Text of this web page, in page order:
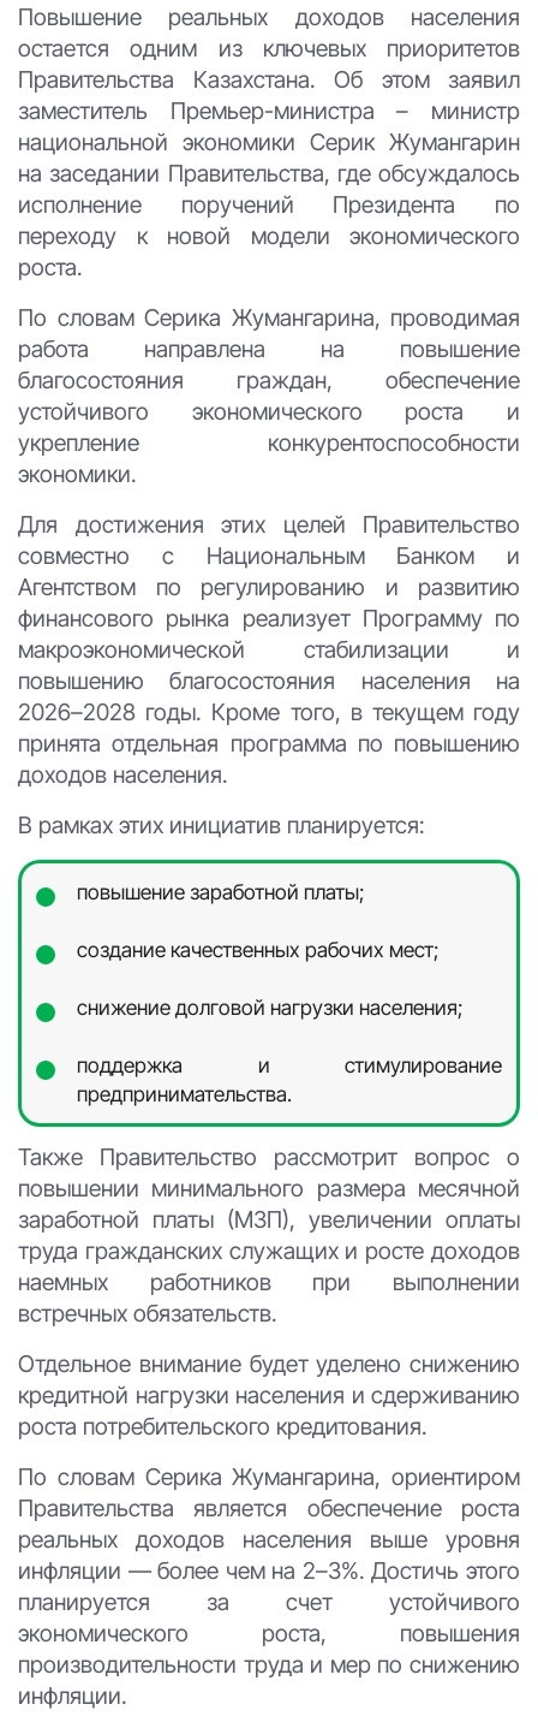
Повышение реальных доходов населения
остается одним из ключевых приоритетов
Правительства Казахстана. Об этом заявил
заместитель Премьер-министра – министр
национальной экономики Серик Жумангарин
на заседании Правительства, где обсуждалось
исполнение поручений Президента по
переходу к новой модели экономического
роста.
По словам Серика Жумангарина, проводимая
работа направлена на повышение
благосостояния граждан, обеспечение
устойчивого экономического роста и
укрепление конкурентоспособности
экономики.
Для достижения этих целей Правительство
совместно с Национальным Банком и
Агентством по регулированию и развитию
финансового рынка реализует Программу по
макроэкономической стабилизации и
повышению благосостояния населения на
2026–2028 годы. Кроме того, в текущем году
принята отдельная программа по повышению
доходов населения.
В рамках этих инициатив планируется:
повышение заработной платы;
создание качественных рабочих мест;
снижение долговой нагрузки населения;
поддержка и стимулирование
предпринимательства.
Также Правительство рассмотрит вопрос о
повышении минимального размера месячной
заработной платы (МЗП), увеличении оплаты
труда гражданских служащих и росте доходов
наемных работников при выполнении
встречных обязательств.
Отдельное внимание будет уделено снижению
кредитной нагрузки населения и сдерживанию
роста потребительского кредитования.
По словам Серика Жумангарина, ориентиром
Правительства является обеспечение роста
реальных доходов населения выше уровня
инфляции — более чем на 2–3%. Достичь этого
планируется за счет устойчивого
экономического роста, повышения
производительности труда и мер по снижению
инфляции.